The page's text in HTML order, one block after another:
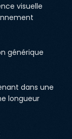
visuelle
générique
dans une
longueur